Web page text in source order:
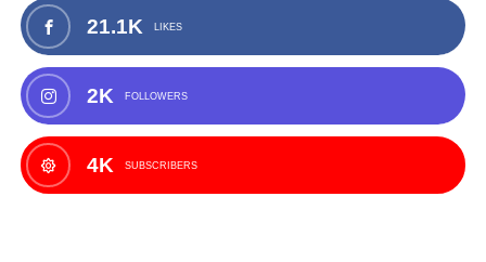
21.1K LIKES
2K FOLLOWERS
4K SUBSCRIBERS